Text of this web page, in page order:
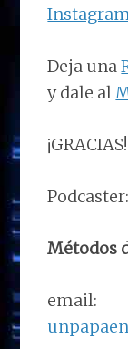
Deja una
y dale al
¡GRACIAS!
Podcaster:
Métodos
email: